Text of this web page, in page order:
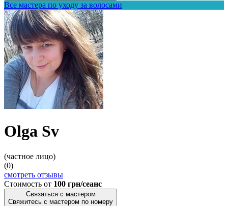
Все мастера по уходу за волосами
Olga Sv
(частное лицо)
(0)
смотреть отзывы
Стоимость от 100 грн/сеанс
Связаться с мастером
Свяжитесь с мастером по номеру